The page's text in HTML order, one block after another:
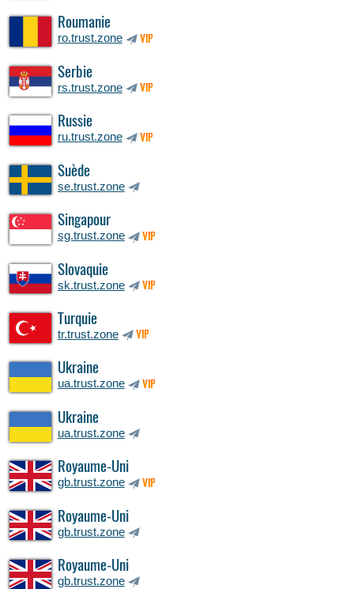
Roumanie
ro.trust.zone VIP
Serbie
rs.trust.zone VIP
Russie
ru.trust.zone VIP
Suède
se.trust.zone
Singapour
sg.trust.zone VIP
Slovaquie
sk.trust.zone VIP
Turquie
tr.trust.zone VIP
Ukraine
ua.trust.zone VIP
Ukraine
ua.trust.zone
Royaume-Uni
gb.trust.zone VIP
Royaume-Uni
gb.trust.zone
Royaume-Uni
gb.trust.zone